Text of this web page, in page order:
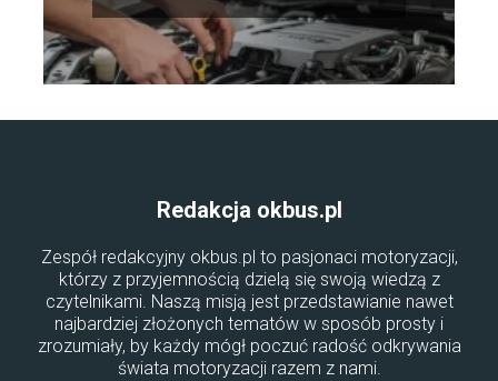
Redakcja okbus.pl
Zespół redakcyjny okbus.pl to pasjonaci motoryzacji,
którzy z przyjemnością dzielą się swoją wiedzą z
czytelnikami. Naszą misją jest przedstawianie nawet
najbardziej złożonych tematów w sposób prosty i
zrozumiały, by każdy mógł poczuć radość odkrywania
świata motoryzacji razem z nami.